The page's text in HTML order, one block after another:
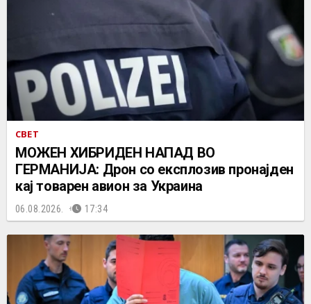
СВЕТ
МОЖЕН ХИБРИДЕН НАПАД ВО
ГЕРМАНИЈА: Дрон со експлозив пронајден
кај товарен авион за Украина
06.08.2026. 17:34